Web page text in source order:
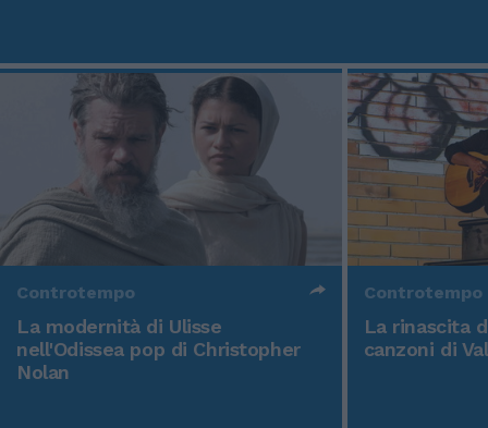
Controtempo
La modernità di Ulisse
nell'Odissea pop di Christopher
Nolan
Controtempo
La rinascita
canzoni di